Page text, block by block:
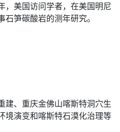
，美国访问学者，在美国明尼
笋碳酸岩的测年研究。
建、重庆金佛山喀斯特洞穴生
境演变和喀斯特石漠化治理等